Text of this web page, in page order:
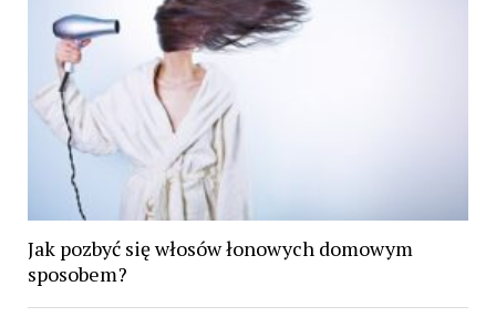
Jak pozbyć się włosów łonowych domowym
sposobem?